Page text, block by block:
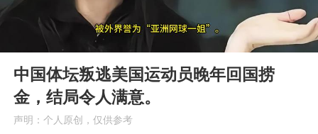
10余省份将出现强风雨 局地特大暴雨
国足U17与阿森纳决赛取消 并列冠军
《龙餐馆》 冲奖
Play
08:22
中国体坛叛逃美国运动员晚年回国捞
金，结局令人满意。
声明：个人原创，仅供参考